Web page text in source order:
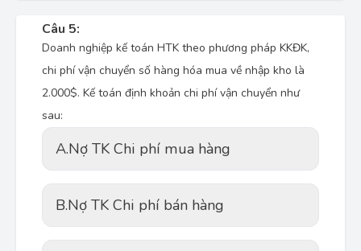
Câu 5:
Doanh nghiệp kế toán HTK theo phương pháp KKĐK,
chi phí vận chuyển số hàng hóa mua về nhập kho là
2.000$. Kế toán định khoản chi phí vận chuyển như
sau:
A.Nợ TK Chi phí mua hàng
B.Nợ TK Chi phí bán hàng